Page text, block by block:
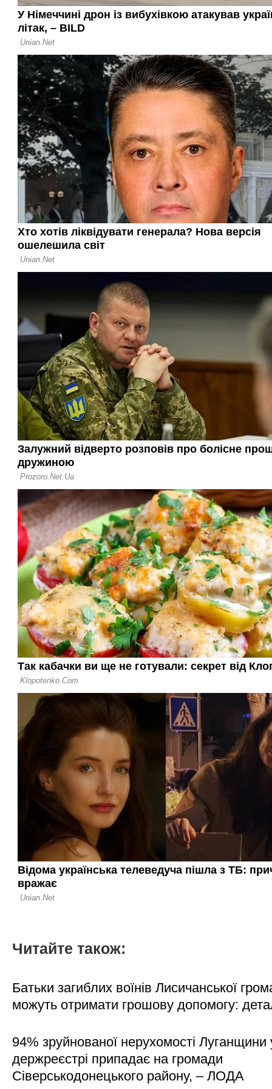
Читайте також:
Батьки загиблих воїнів Лисичанської
можуть отримати грошову допомогу:
94% зруйнованої нерухомості Луганщини
держреєстрі припадає на громади
Сіверськодонецького району, – ЛОДА